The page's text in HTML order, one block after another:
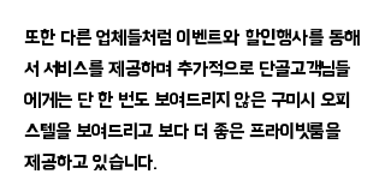
또한 다른 업체들처럼 이벤트와 할인행사를 통해
서 서비스를 제공하며 추가적으로 단골고객님들
에게는 단 한 번도 보여드리지 않은 구미시 오피
스텔을 보여드리고 보다 더 좋은 프라이빗룸을
제공하고 있습니다.